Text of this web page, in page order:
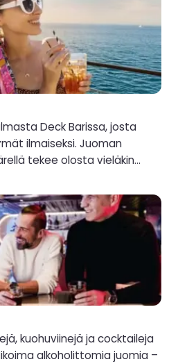
Deck Barissa, josta
ilmaiseksi. Juoman
tekee olosta vieläkin
kuohuviinejä ja cocktaileja
alkoholittomia juomia –